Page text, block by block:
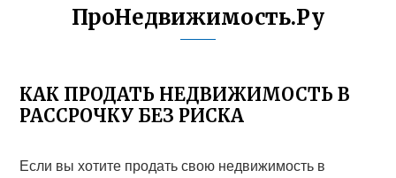
ПроНедвижимость.Ру
КАК ПРОДАТЬ НЕДВИЖИМОСТЬ В
РАССРОЧКУ БЕЗ РИСКА
Если вы хотите продать свою недвижимость в